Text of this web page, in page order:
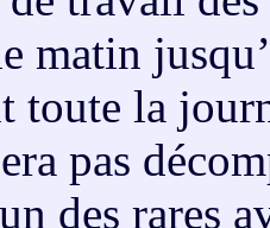
matin
toute la
pas
des rares